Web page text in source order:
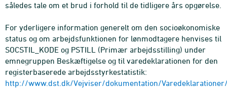
således tale om et brud i forhold til de tidligere års opgørelse.
For yderligere information generelt om den socioøkonomiske
status og om arbejdsfunktionen for lønmodtagere henvises til
SOCSTIL_KODE og PSTILL (Primær arbejdsstilling) under
emnegruppen Beskæftigelse og til varedeklarationen for den
registerbaserede arbejdsstyrkestatistik:
http://www.dst.dk/Vejviser/dokumentation/